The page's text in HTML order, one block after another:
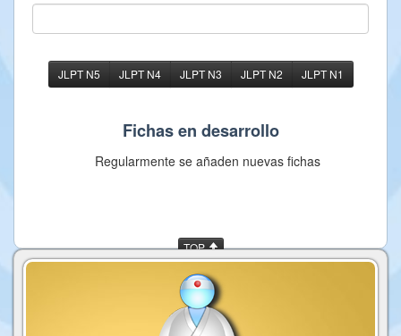
JLPT N5 JLPT N4 JLPT N3 JLPT N2 JLPT N1
Fichas en desarrollo
Regularmente se añaden nuevas fichas
TOP